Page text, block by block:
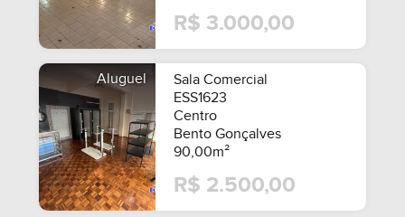
R$ 3.000,00
Aluguel
Sala Comercial
ESS1623
Centro
Bento Gonçalves
90,00m²
R$ 2.500,00